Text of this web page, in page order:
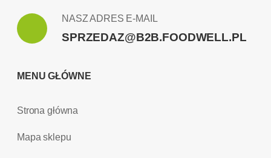
NASZ ADRES E-MAIL
SPRZEDAZ@B2B.FOODWELL.PL
MENU GŁÓWNE
Strona główna
Mapa sklepu